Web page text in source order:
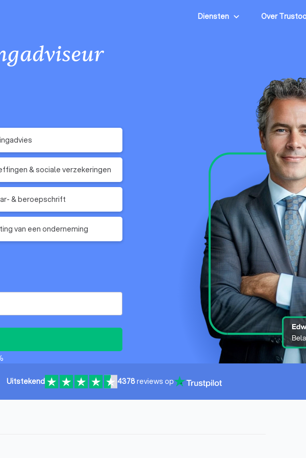
Diensten Over
& sociale verzekeringen
& beroepschrift
van een onderneming
Uitstekend 4378reviews op